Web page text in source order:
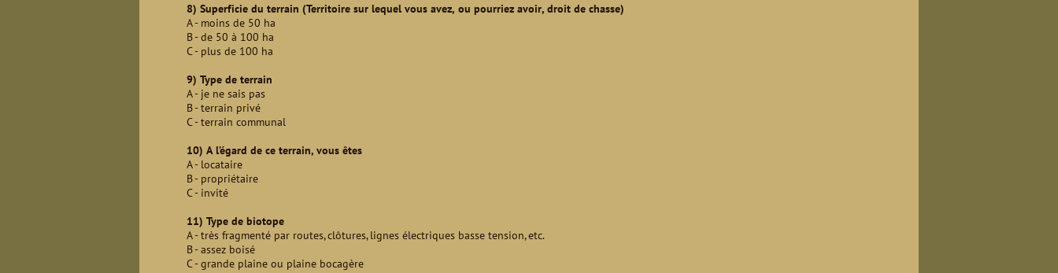
8) Superficie du terrain (Territoire sur lequel vous avez, ou pourriez avoir, droit de chasse)
A - moins de 50 ha
B - de 50 à 100 ha
C - plus de 100 ha
9) Type de terrain
A - je ne sais pas
B - terrain privé
C - terrain communal
10) A l’égard de ce terrain, vous êtes
A - locataire
B - propriétaire
C - invité
11) Type de biotope
A - très fragmenté par routes, clôtures, lignes électriques basse tension, etc.
B - assez boisé
C - grande plaine ou plaine bocagère